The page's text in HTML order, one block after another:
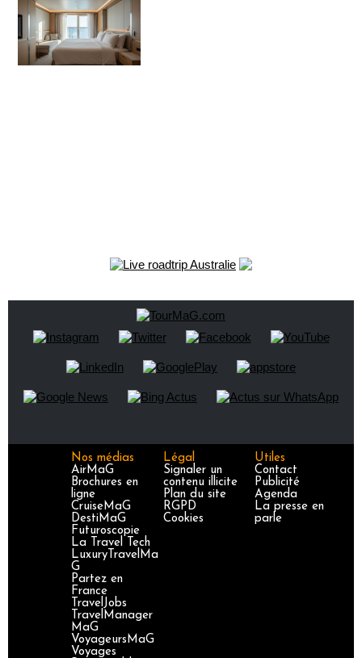
Nos médias
AirMaG
Brochures en
ligne
CruiseMaG
DestiMaG
Futuroscopie
La Travel Tech
LuxuryTravelMa
G
Partez en
France
TravelJobs
TravelManager
MaG
VoyageursMaG
Voyages
Légal
Signaler un
contenu illicite
Plan du site
RGPD
Cookies
Utiles
Contact
Publicité
Agenda
La presse en
parle